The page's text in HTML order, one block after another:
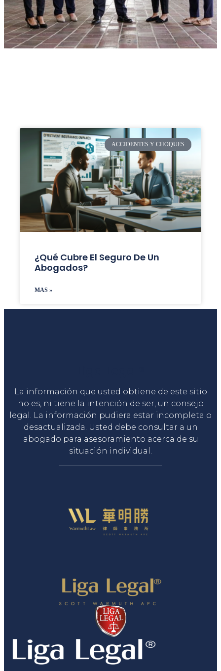
ACCIDENTES Y CHOQUES
¿Qué Cubre El Seguro De Un
Abogados?
MAS »
La información que usted obtiene de este sitio
no es, ni tiene la intención de ser, un consejo
legal. La información pudiera estar incompleta o
desactualizada. Usted debe consultar a un
abogado para asesoramiento acerca de su
situación individual.